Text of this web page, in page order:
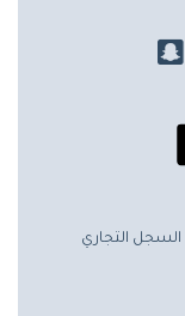
السجل التجاري